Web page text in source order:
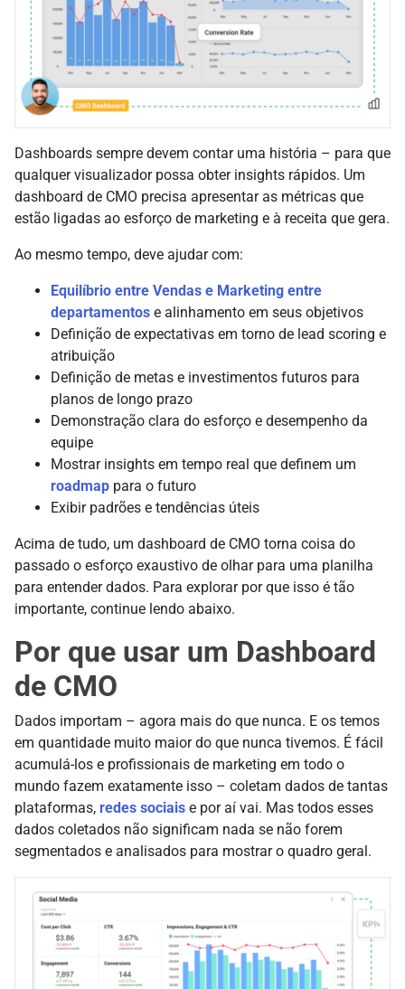
Dashboards sempre devem contar uma história – para que
qualquer visualizador possa obter insights rápidos. Um
dashboard de CMO precisa apresentar as métricas que
estão ligadas ao esforço de marketing e à receita que gera.
Ao mesmo tempo, deve ajudar com:
Equilíbrio entre Vendas e Marketing entre
departamentos e alinhamento em seus objetivos
Definição de expectativas em torno de lead scoring e
atribuição
Definição de metas e investimentos futuros para
planos de longo prazo
Demonstração clara do esforço e desempenho da
equipe
Mostrar insights em tempo real que definem um
roadmap para o futuro
Exibir padrões e tendências úteis
Acima de tudo, um dashboard de CMO torna coisa do
passado o esforço exaustivo de olhar para uma planilha
para entender dados. Para explorar por que isso é tão
importante, continue lendo abaixo.
Por que usar um Dashboard
de CMO
Dados importam – agora mais do que nunca. E os temos
em quantidade muito maior do que nunca tivemos. É fácil
acumulá-los e profissionais de marketing em todo o
mundo fazem exatamente isso – coletam dados de tantas
plataformas, redes sociais e por aí vai. Mas todos esses
dados coletados não significam nada se não forem
segmentados e analisados para mostrar o quadro geral.